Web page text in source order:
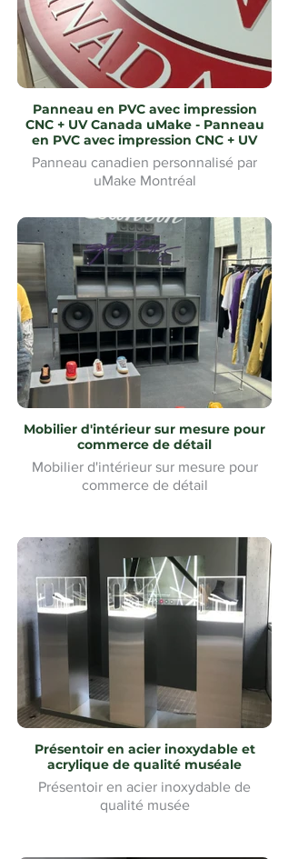
Panneau en PVC avec impression
CNC + UV Canada uMake - Panneau
en PVC avec impression CNC + UV
Panneau canadien personnalisé par
uMake Montréal
Mobilier d'intérieur sur mesure pour
commerce de détail
Mobilier d'intérieur sur mesure pour
commerce de détail
Présentoir en acier inoxydable et
acrylique de qualité muséale
Présentoir en acier inoxydable de
qualité musée